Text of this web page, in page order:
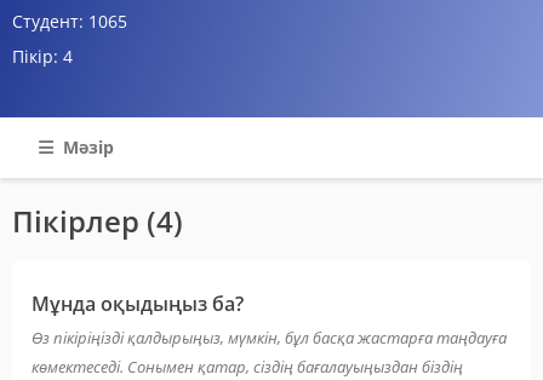
Студент: 1065
Пікір: 4
Мәзір
Пікірлер (4)
Мұнда оқыдыңыз ба?
Өз пікіріңізді қалдырыңыз, мүмкін, бұл басқа жастарға таңдауға
көмектеседі. Сонымен қатар, сіздің бағалауыңыздан біздің